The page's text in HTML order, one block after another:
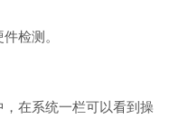
检测。
，在系统一栏可以看到操